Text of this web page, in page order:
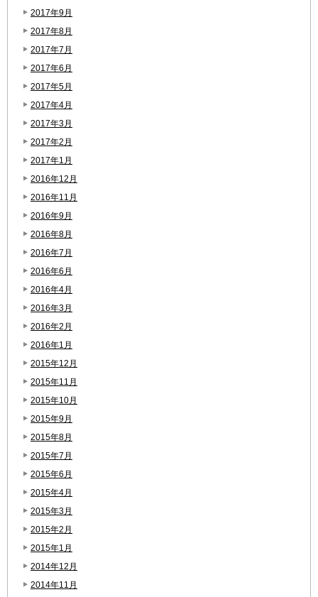
2017年9月
2017年8月
2017年7月
2017年6月
2017年5月
2017年4月
2017年3月
2017年2月
2017年1月
2016年12月
2016年11月
2016年9月
2016年8月
2016年7月
2016年6月
2016年4月
2016年3月
2016年2月
2016年1月
2015年12月
2015年11月
2015年10月
2015年9月
2015年8月
2015年7月
2015年6月
2015年4月
2015年3月
2015年2月
2015年1月
2014年12月
2014年11月